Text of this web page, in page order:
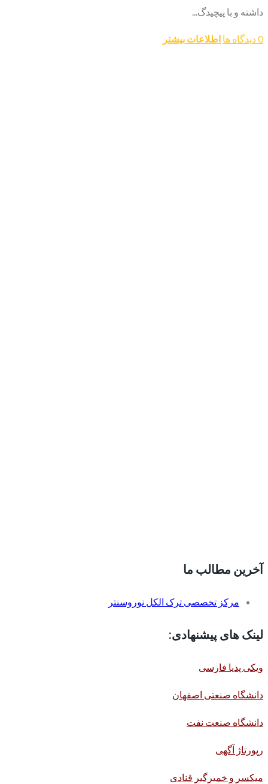
داشته و با پیچیدگ...
0 دیدگاه ها اطلاعات بیشتر
آخرین مطالب ما
مرکز تخصصی ترک الکل نوروسنتر
لینک های پیشنهادی:
ویکی پدیا فارسی
دانشگاه صنعتی اصفهان
دانشگاه صنعت نفت
رپورتاژ آگهی
میکسر و خمیرگیر قنادی